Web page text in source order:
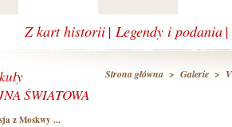
Z kart historii | Legendy i podania |
ŚWIATOWA
z Moskwy ...
Strona główna > Galerie >